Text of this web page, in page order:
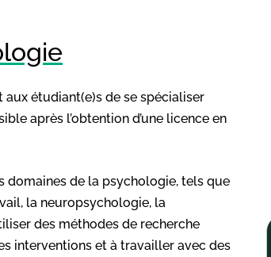
étudiant(e)s de se spécialiser
après l’obtention d’une licence en
domaines de la psychologie, tels que
la neuropsychologie, la
des méthodes de recherche
interventions et à travailler avec des